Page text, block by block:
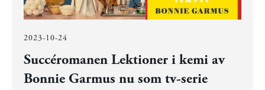
2023-10-24
Succéromanen Lektioner i kemi av
Bonnie Garmus nu som tv-serie